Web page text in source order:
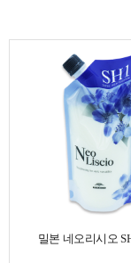
밀본 네오리시오